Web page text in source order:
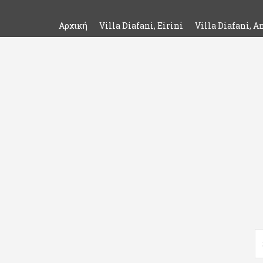
Αρχική Villa Diafani, Eirini Villa Diafani,